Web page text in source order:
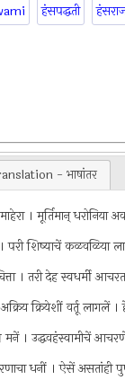
हंसपद्धती
- भाषांतर
। मूर्तिमान् धरोनिया
शिष्याचें कळवळिया
। तरी देह स्वधर्मी
क्रियेशीं वर्तू लागलें
मनें । उद्धवहंस्वामीचें
धनीं । ऐसें असतांही